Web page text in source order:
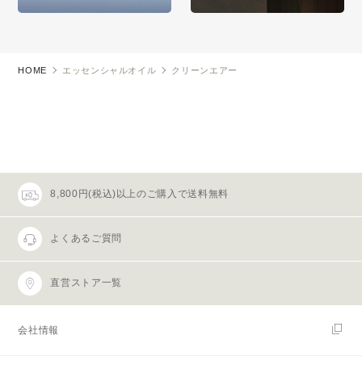
HOME エッセンシャルオイル クリーンエアー
8,800円(税込)以上のご購入で送料無料
よくあるご質問
直営ストア一覧
会社情報